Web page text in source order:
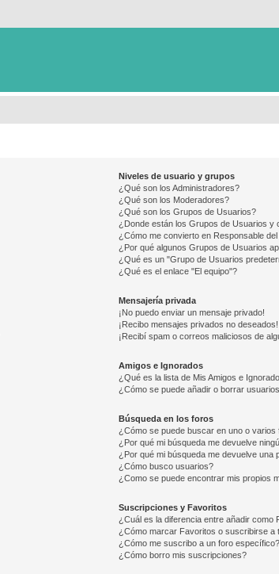
Niveles de usuario y grupos
¿Qué son los Administradores?
¿Qué son los Moderadores?
¿Qué son los Grupos de Usuarios?
¿Donde están los Grupos de Usuarios y
¿Cómo me convierto en Responsable
¿Por qué algunos Grupos de Usuarios
¿Qué es un "Grupo de Usuarios
¿Qué es el enlace "El equipo"?
Mensajería privada
¡No puedo enviar un mensaje privado!
¡Recibo mensajes privados no deseados!
¡Recibí spam o correos maliciosos de
Amigos e Ignorados
¿Qué es la lista de Mis Amigos e
¿Cómo se puede añadir o borrar
Búsqueda en los foros
¿Cómo se puede buscar en uno o varios
¿Por qué mi búsqueda me devuelve
¿Por qué mi búsqueda me devuelve una
¿Cómo busco usuarios?
¿Como se puede encontrar mis propios
Suscripciones y Favoritos
¿Cuál es la diferencia entre añadir como
¿Cómo marcar Favoritos o suscribirse a
¿Cómo me suscribo a un foro específico?
¿Cómo borro mis suscripciones?